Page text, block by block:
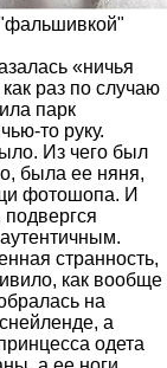
«ничья
раз по случаю
парк
то руку.
Из чего был
была ее няня,
фотошопа. И
странность,
как вообще
на
а
одета